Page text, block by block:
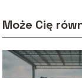
Może Cię